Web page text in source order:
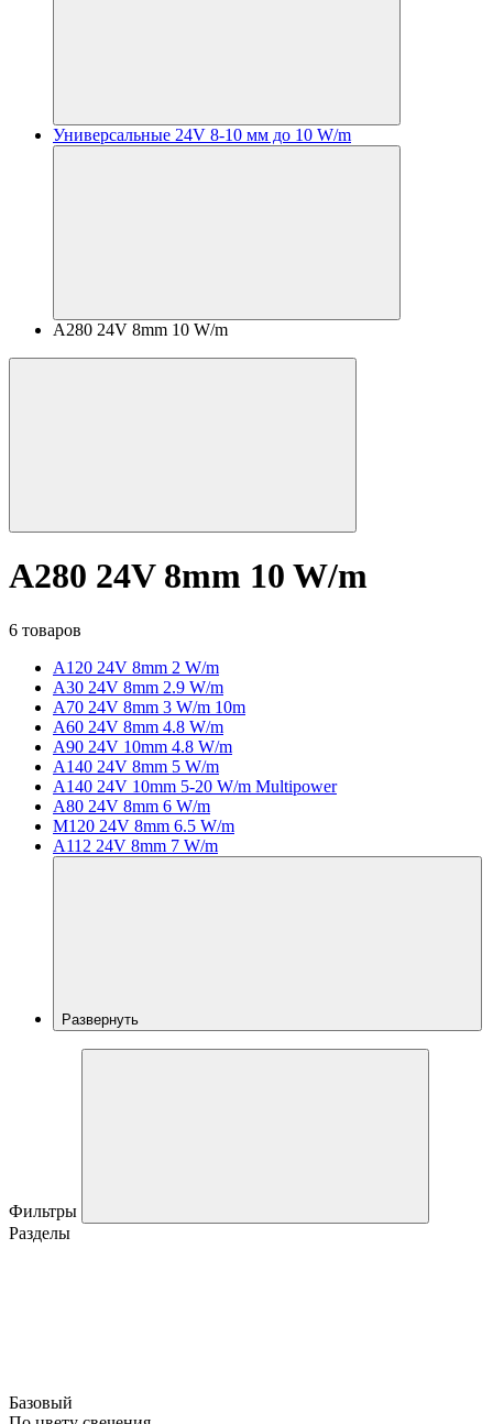
Универсальные 24V 8-10 мм до 10 W/m
A280 24V 8mm 10 W/m
A280 24V 8mm 10 W/m
6 товаров
A120 24V 8mm 2 W/m
A30 24V 8mm 2.9 W/m
A70 24V 8mm 3 W/m 10m
A60 24V 8mm 4.8 W/m
A90 24V 10mm 4.8 W/m
A140 24V 8mm 5 W/m
A140 24V 10mm 5-20 W/m Multipower
A80 24V 8mm 6 W/m
M120 24V 8mm 6.5 W/m
A112 24V 8mm 7 W/m
Развернуть
Фильтры
Разделы
Базовый